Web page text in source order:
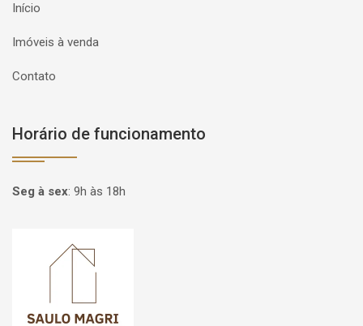
Início
Imóveis à venda
Contato
Horário de funcionamento
Seg à sex: 9h às 18h
Página inicial